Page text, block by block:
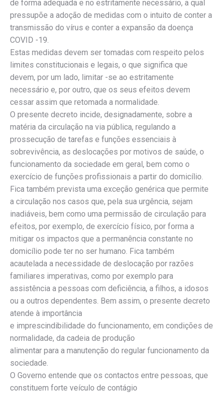
de forma adequada e no estritamente necessário, a qual
pressupõe a adoção de medidas com o intuito de conter a
transmissão do vírus e conter a expansão da doença
COVID -19.
Estas medidas devem ser tomadas com respeito pelos
limites constitucionais e legais, o que significa que
devem, por um lado, limitar -se ao estritamente
necessário e, por outro, que os seus efeitos devem
cessar assim que retomada a normalidade.
O presente decreto incide, designadamente, sobre a
matéria da circulação na via pública, regulando a
prossecução de tarefas e funções essenciais à
sobrevivência, as deslocações por motivos de saúde, o
funcionamento da sociedade em geral, bem como o
exercício de funções profissionais a partir do domicílio.
Fica também prevista uma exceção genérica que permite
a circulação nos casos que, pela sua urgência, sejam
inadiáveis, bem como uma permissão de circulação para
efeitos, por exemplo, de exercício físico, por forma a
mitigar os impactos que a permanência constante no
domicílio pode ter no ser humano. Fica também
acautelada a necessidade de deslocação por razões
familiares imperativas, como por exemplo para
assistência a pessoas com deficiência, a filhos, a idosos
ou a outros dependentes. Bem assim, o presente decreto
atende à importância
e imprescindibilidade do funcionamento, em condições de
normalidade, da cadeia de produção
alimentar para a manutenção do regular funcionamento da
sociedade.
O Governo entende que os contactos entre pessoas, que
constituem forte veículo de contágio